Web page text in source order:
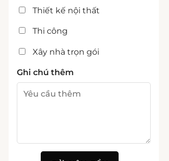
Thiết kế nội thất
Thi công
Xây nhà trọn gói
Ghi chú thêm